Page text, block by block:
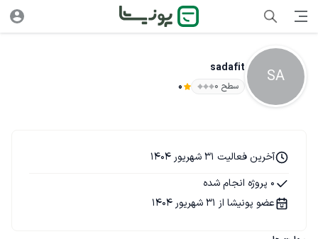
SA
sadafit
سطح ۰ 0
آخرین فعالیت 31 شهریور 1404
0 پروژه انجام شده
عضو پونیشا از 31 شهریور 1404